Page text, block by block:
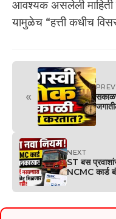
आवश्यक असलेली माहिती
यामुळेच “हत्ती कधीच
«
NEXT
ST बस
NCMC कार्ड